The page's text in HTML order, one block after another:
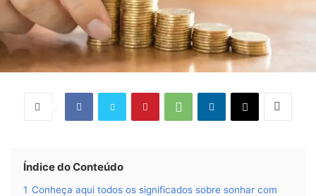
Índice do Conteúdo
1 Conheça aqui todos os significados sobre sonhar com